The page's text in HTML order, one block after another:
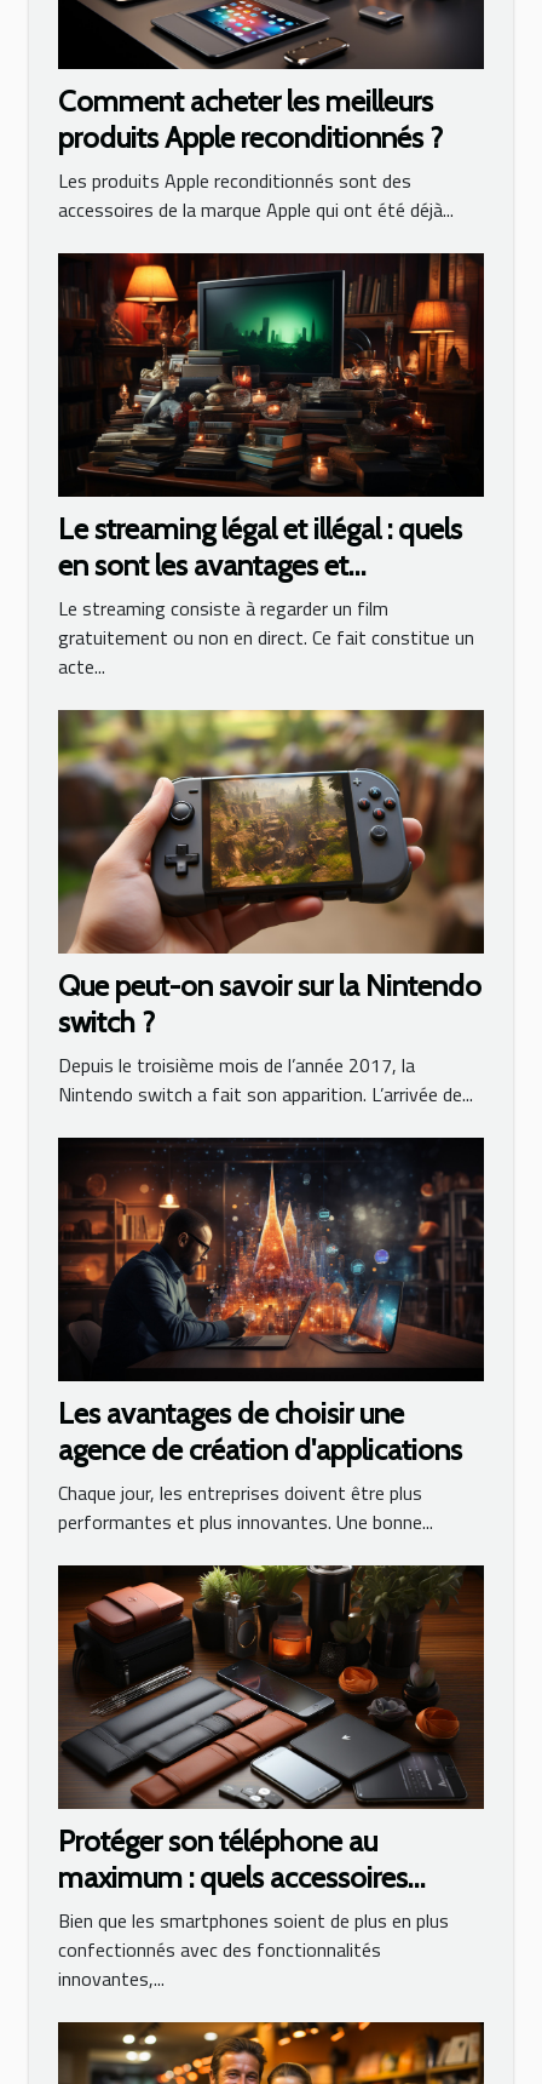
Comment acheter les meilleurs
produits Apple reconditionnés ?
Les produits Apple reconditionnés sont des
accessoires de la marque Apple qui ont été déjà...
Le streaming légal et illégal : quels
en sont les avantages et
inconvénients ?
Le streaming consiste à regarder un film
gratuitement ou non en direct. Ce fait constitue un
acte...
Que peut-on savoir sur la Nintendo
switch ?
Depuis le troisième mois de l’année 2017, la
Nintendo switch a fait son apparition. L’arrivée de...
Les avantages de choisir une
agence de création d'applications
Chaque jour, les entreprises doivent être plus
performantes et plus innovantes. Une bonne...
Protéger son téléphone au
maximum : quels accessoires
utiliser ?
Bien que les smartphones soient de plus en plus
confectionnés avec des fonctionnalités
innovantes,...